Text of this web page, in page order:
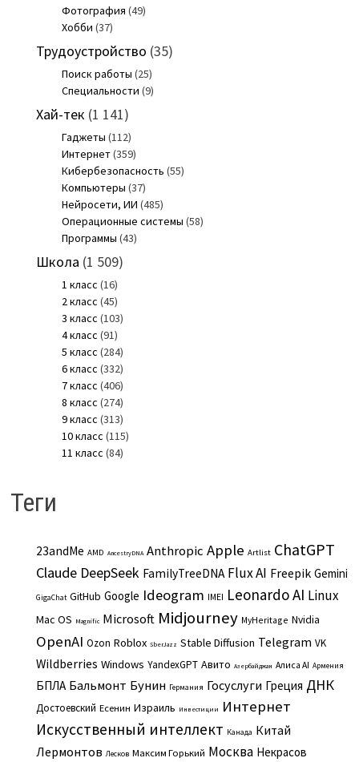
Фотография (49)
Хобби (37)
Трудоустройство (35)
Поиск работы (25)
Специальности (9)
Хай-тек (1 141)
Гаджеты (112)
Интернет(359)
Кибербезопасность (55)
Компьютеры (37)
Нейросети, ИИ (485)
Операционные системы (58)
Программы (43)
Школа (1 509)
1 класс (16)
2 класс (45)
3 класс (103)
4 класс (91)
5 класс (284)
6 класс (332)
7 класс (406)
8 класс (274)
9 класс (313)
10 класс (115)
11 класс (84)
Теги
23andMe AMD AncestryDNA Anthropic Apple Artlist ChatGPT
Claude DeepSeek FamilyTreeDNA Flux AI Freepik Gemini
GigaChat GitHub Google Ideogram IMEI Leonardo AI Linux
Mac OS Magnific Microsoft Midjourney MyHeritage Nvidia
OpenAI Ozon Roblox SberJazz Stable Diffusion Telegram VK
Wildberries Windows YandexGPT Авито Азербайджан Алиса AI Армения
БПЛА Бальмонт Бунин Германия Госуслуги Греция ДНК
Достоевский Есенин Израиль Инвестиции Интернет
Искусственный интеллект Канада Китай
Лермонтов Лесков Максим Горький Москва Некрасов